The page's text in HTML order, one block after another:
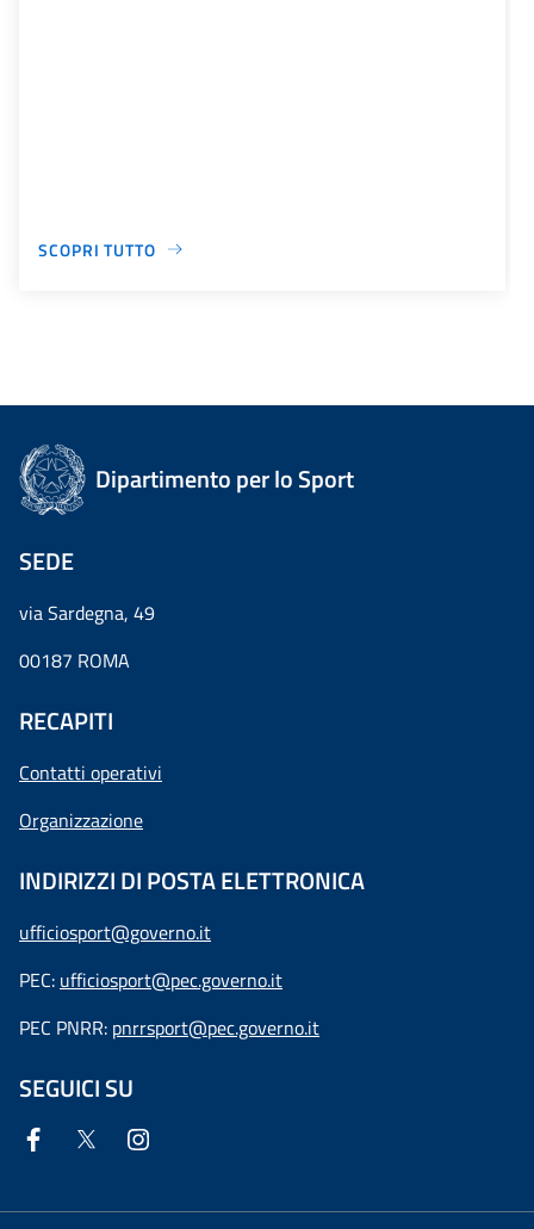
SCOPRI TUTTO
Dipartimento per lo Sport
SEDE
via Sardegna, 49
00187 ROMA
RECAPITI
Contatti operativi
Organizzazione
INDIRIZZI DI POSTA ELETTRONICA
ufficiosport@governo.it
PEC: ufficiosport@pec.governo.it
PEC PNRR: pnrrsport@pec.governo.it
SEGUICI SU